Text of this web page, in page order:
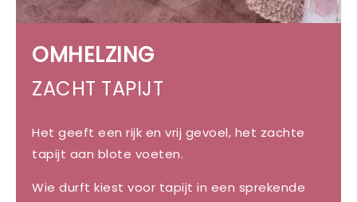
OMHELZING
ZACHT TAPIJT
Het geeft een rijk en vrij gevoel, het zachte
tapijt aan blote voeten.
Wie durft kiest voor tapijt in een sprekende